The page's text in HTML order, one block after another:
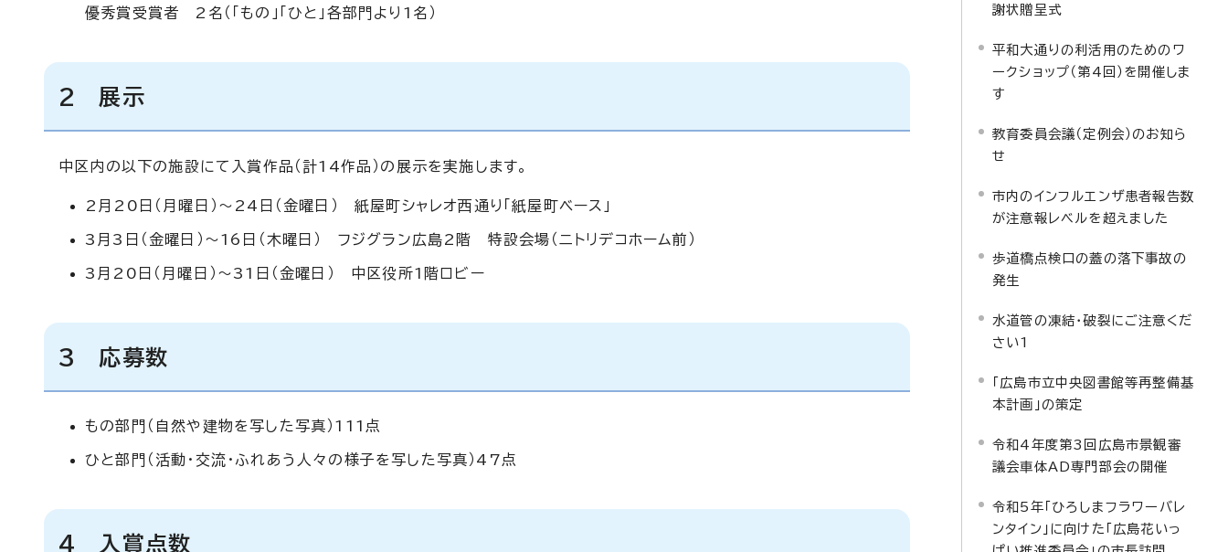
優秀賞受賞者 2名（「もの」「ひと」各部門より1名）
2 展示
中区内の以下の施設にて入賞作品（計14作品）の展示を実施します。
2月20日（月曜日）～24日（金曜日） 紙屋町シャレオ西通り「紙屋町ベース」
3月3日（金曜日）～16日（木曜日） フジグラン広島2階 特設会場（ニトリデコホーム前）
3月20日（月曜日）～31日（金曜日） 中区役所1階ロビー
3 応募数
もの部門（自然や建物を写した写真）111点
ひと部門（活動・交流・ふれあう人々の様子を写した写真）47点
4 入賞点数
謝状贈呈式
平和大通りの利活用のためのワ
ークショップ（第4回）を開催しま
す
教育委員会議（定例会）のお知ら
せ
市内のインフルエンザ患者報告数
が注意報レベルを超えました
歩道橋点検口の蓋の落下事故の
発生
水道管の凍結・破裂にご注意くだ
さい1
「広島市立中央図書館等再整備基
本計画」の策定
令和4年度第3回広島市景観審
議会車体AD専門部会の開催
令和5年「ひろしまフラワーバレ
ンタイン」に向けた「広島花いっ